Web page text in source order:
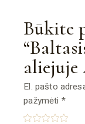
Būkite
aliejuje
El. pašto
pažymėti *